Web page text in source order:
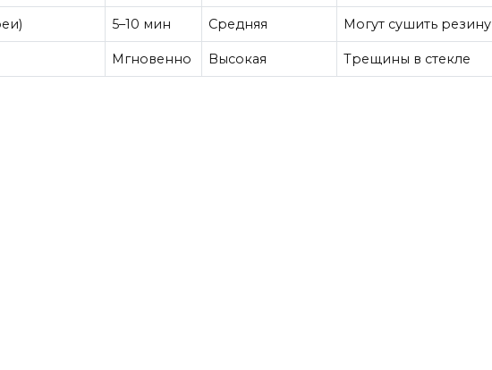
5–10 мин Средняя Могут сушить резину
Мгновенно Высокая Трещины в стекле